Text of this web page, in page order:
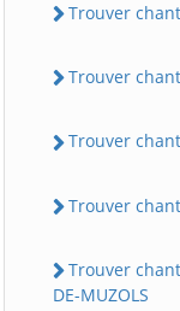
Trouver
Trouver
Trouver
Trouver
Trouver
DE-MUZOLS